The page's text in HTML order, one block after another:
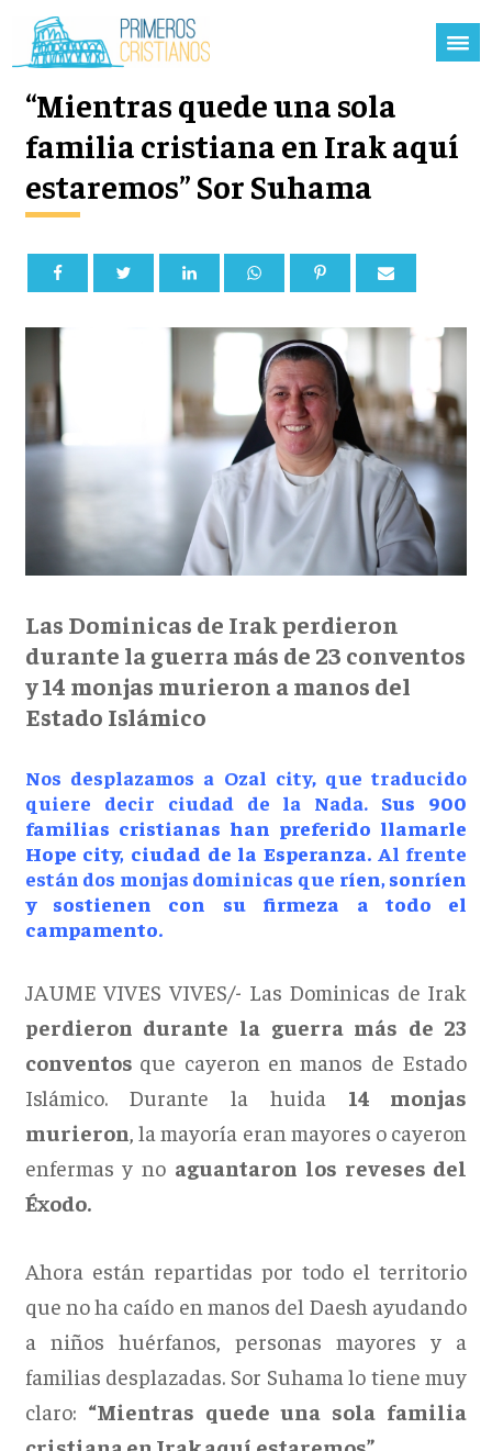
“Mientras quede una sola
familia cristiana en Irak aquí
estaremos” Sor Suhama
Las Dominicas de Irak perdieron
durante la guerra más de 23 conventos
y 14 monjas murieron a manos del
Estado Islámico
Nos desplazamos a Ozal city, que traducido
quiere decir ciudad de la Nada. Sus 900
familias cristianas han preferido llamarle
Hope city, ciudad de la Esperanza. Al frente
están dos monjas dominicas que ríen, sonríen
y sostienen con su firmeza a todo el
campamento.
JAUME VIVES VIVES/- Las Dominicas de Irak
perdieron durante la guerra más de 23
conventos que cayeron en manos de Estado
Islámico. Durante la huida 14 monjas
murieron , la mayoría eran mayores o cayeron
enfermas y no aguantaron los reveses del
Éxodo.
Ahora están repartidas por todo el territorio
que no ha caído en manos del Daesh ayudando
a niños huérfanos, personas mayores y a
familias desplazadas. Sor Suhama lo tiene muy
claro: “Mientras quede una sola familia